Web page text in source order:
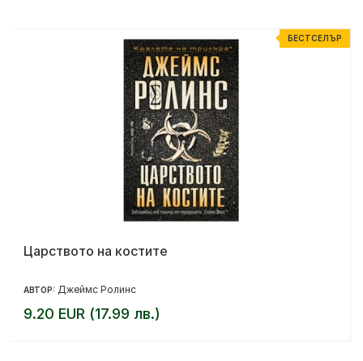
БЕСТСЕЛЪР
Царството на костите
АВТОР: Джеймс Ролинс
9.20 EUR (17.99 лв.)